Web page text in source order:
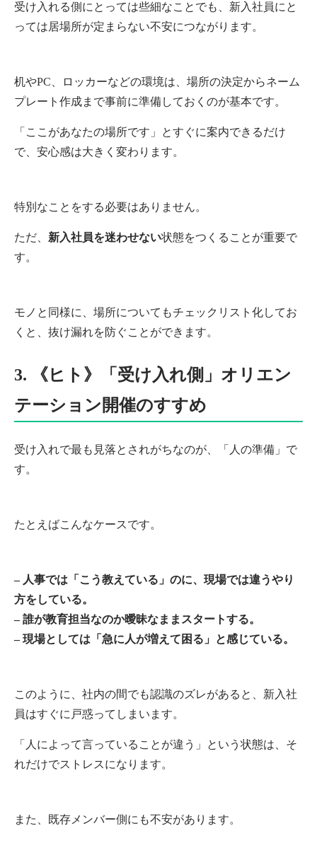
受け入れる側にとっては些細なことでも、新入社員にと
っては居場所が定まらない不安につながります。
机やPC、ロッカーなどの環境は、場所の決定からネーム
プレート作成まで事前に準備しておくのが基本です。
「ここがあなたの場所です」とすぐに案内できるだけ
で、安心感は大きく変わります。
特別なことをする必要はありません。
ただ、 新入社員を迷わせない状態をつくることが重要で
す。
モノと同様に、場所についてもチェックリスト化してお
くと、抜け漏れを防ぐことができます。
3. 《ヒト》「受け入れ側」オリエン
テーション開催のすすめ
受け入れで最も見落とされがちなのが、「人の準備」で
す。
たとえばこんなケースです。
– 人事では「こう教えている」のに、現場では違うやり
方をしている。
– 誰が教育担当なのか曖昧なままスタートする。
– 現場としては「急に人が増えて困る」と感じている。
このように、社内の間でも認識のズレがあると、新入社
員はすぐに戸惑ってしまいます。
「人によって言っていることが違う」という状態は、そ
れだけでストレスになります。
また、既存メンバー側にも不安があります。